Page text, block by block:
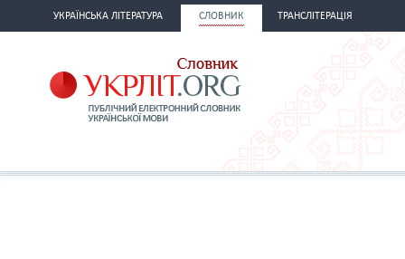
УКРАЇНСЬКА ЛІТЕРАТУРА СЛОВНИК ТРАНСЛІТЕРАЦІЯ